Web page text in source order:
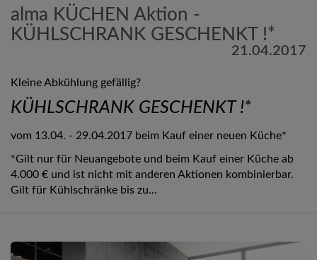
alma KÜCHEN Aktion -
KÜHLSCHRANK GESCHENKT !*
21.04.2017
Kleine Abkühlung gefällig?
KÜHLSCHRANK GESCHENKT !*
vom 13.04. - 29.04.2017 beim Kauf einer neuen Küche*
*Gilt nur für Neuangebote und beim Kauf einer Küche ab
4.000 € und ist nicht mit anderen Aktionen kombinierbar.
Gilt für Kühlschränke bis zu...